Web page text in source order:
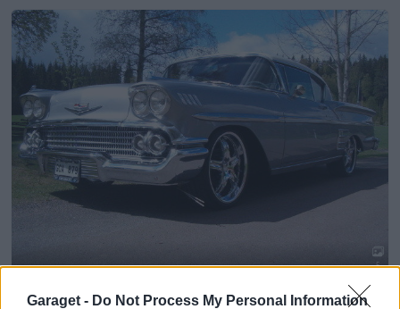
Garaget - Do Not Process My Personal Information
5